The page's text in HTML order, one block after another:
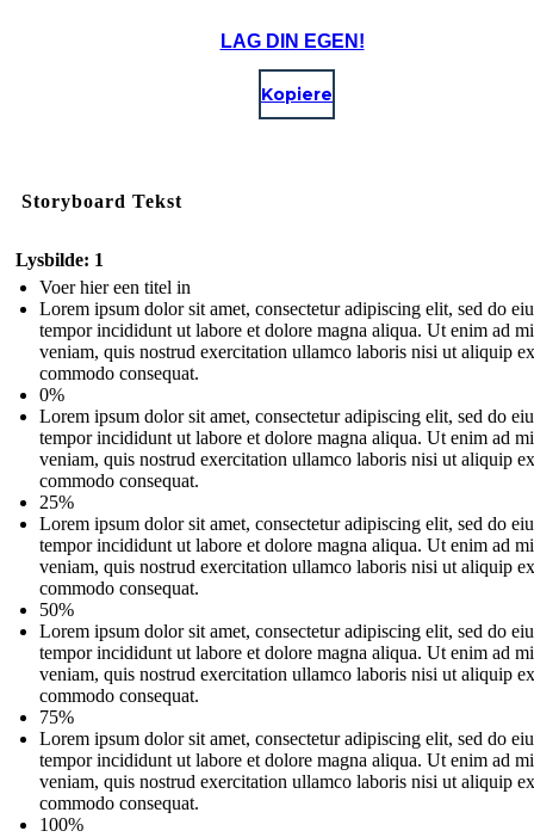
LAG DIN EGEN!
Kopiere
Storyboard Tekst
Lysbilde: 1
Voer hier een titel in
Lorem ipsum dolor sit amet, consectetur adipiscing elit, sed do
tempor incididunt ut labore et dolore magna aliqua. Ut enim ad
veniam, quis nostrud exercitation ullamco laboris nisi ut aliquip
commodo consequat.
0%
Lorem ipsum dolor sit amet, consectetur adipiscing elit, sed do
tempor incididunt ut labore et dolore magna aliqua. Ut enim ad
veniam, quis nostrud exercitation ullamco laboris nisi ut aliquip
commodo consequat.
25%
Lorem ipsum dolor sit amet, consectetur adipiscing elit, sed do
tempor incididunt ut labore et dolore magna aliqua. Ut enim ad
veniam, quis nostrud exercitation ullamco laboris nisi ut aliquip
commodo consequat.
50%
Lorem ipsum dolor sit amet, consectetur adipiscing elit, sed do
tempor incididunt ut labore et dolore magna aliqua. Ut enim ad
veniam, quis nostrud exercitation ullamco laboris nisi ut aliquip
commodo consequat.
75%
Lorem ipsum dolor sit amet, consectetur adipiscing elit, sed do
tempor incididunt ut labore et dolore magna aliqua. Ut enim ad
veniam, quis nostrud exercitation ullamco laboris nisi ut aliquip
commodo consequat.
100%